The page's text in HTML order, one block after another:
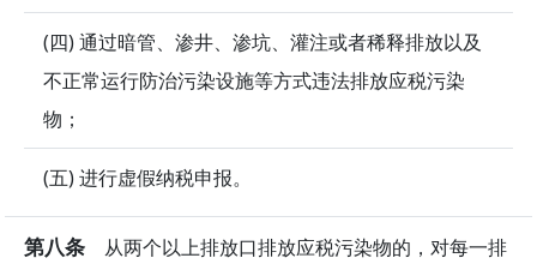
(四) 通过暗管、渗井、渗坑、灌注或者稀释排放以及
不正常运行防治污染设施等方式违法排放应税污染
物；
(五) 进行虚假纳税申报。
第八条 从两个以上排放口排放应税污染物的，对每一排